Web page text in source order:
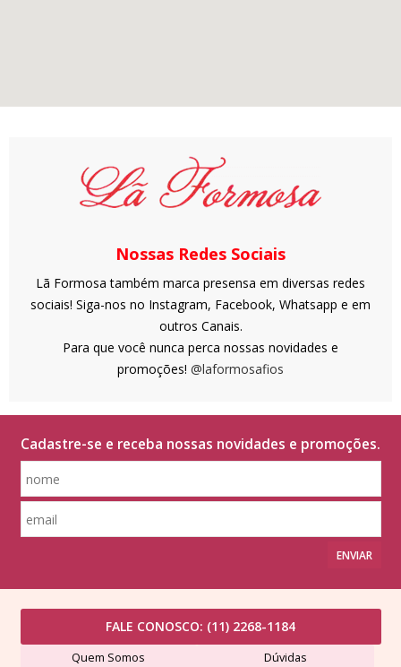
Nossas Redes Sociais
Lã Formosa também marca presensa em diversas redes
sociais! Siga-nos no Instagram, Facebook, Whatsapp e em
outros Canais.
Para que você nunca perca nossas novidades e
promoções! @laformosafios
Cadastre-se e receba nossas novidades e promoções.
ENVIAR
FALE CONOSCO: (11) 2268-1184
Quem Somos Dúvidas